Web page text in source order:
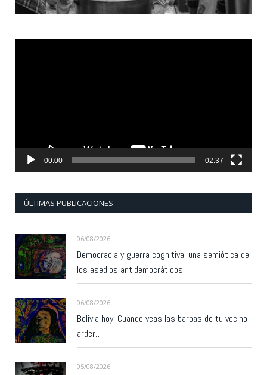
00:00 02:37
ÚLTIMAS PUBLICACIONES
06/08/2026
Democracia y guerra cognitiva: una semiótica de
los asedios antidemocráticos
06/08/2026
Bolivia hoy: Cuando veas las barbas de tu vecino
arder…
05/08/2026